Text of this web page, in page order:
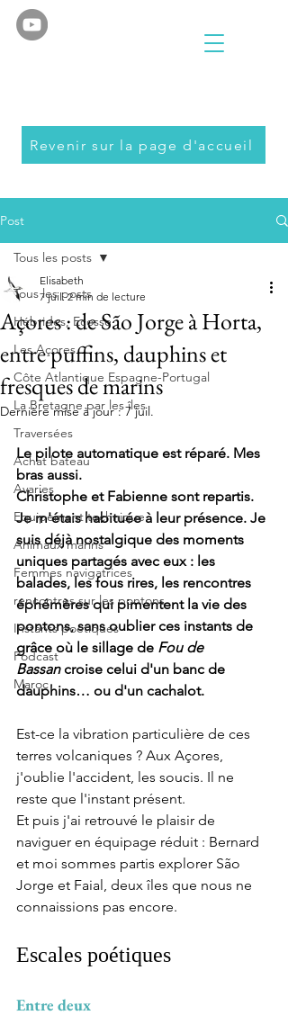
Revenir sur la page d'accueil
Post
Tous les posts
Hébrides, Ecosse
Les Açores
Côte Atlantique Espagne-Portugal
La Bretagne par les îles
Traversées
Achat bateau
Avaries
Equipement technique
Animaux marins
Femmes navigatrices
rencontres sur les pontons
Instants poétiques
Podcast
Maroc
Tous les posts
Açores : de São Jorge à Horta,
entre puffins, dauphins et
fresques de marins
Elisabeth
7 juil. 2 min de lecture
Dernière mise à jour :7 juil.
Le pilote automatique est réparé. Mes
bras aussi.
Christophe et Fabienne sont repartis.
Je m'étais habituée à leur présence. Je
suis déjà nostalgique des moments
uniques partagés avec eux : les
balades, les fous rires, les rencontres
éphémères qui pimentent la vie des
pontons, sans oublier ces instants de
grâce où le sillage de Fou de
Bassan croise celui d'un banc de
dauphins… ou d'un cachalot.
Est-ce la vibration particulière de ces
terres volcaniques ? Aux Açores,
j'oublie l'accident, les soucis. Il ne
reste que l'instant présent.
Et puis j'ai retrouvé le plaisir de
naviguer en équipage réduit : Bernard
et moi sommes partis explorer São
Jorge et Faial, deux îles que nous ne
connaissions pas encore.
Escales poétiques
Entre deux